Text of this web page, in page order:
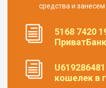
средства и занесем
5168 7420
кошелек в